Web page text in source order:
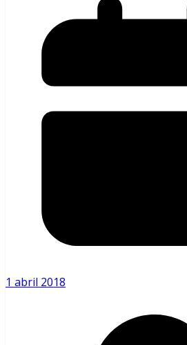
1 abril 2018